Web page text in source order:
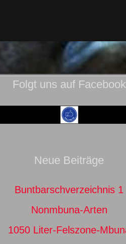
Folgt uns auf Facebook
Neue Beiträge
Buntbarschverzeichnis 1
Nonmbuna-Arten
1050 Liter-Felszone-